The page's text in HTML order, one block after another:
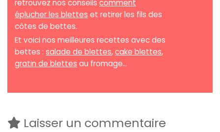
retrouvez nos conseils comment
éplucher les blettes et retirer les fils des
côtes de bettes.
Et voici nos meilleures recettes avec des
bettes : salade de blettes,cake blettes,
gratin de blettes au fromage...
Laisser un commentaire